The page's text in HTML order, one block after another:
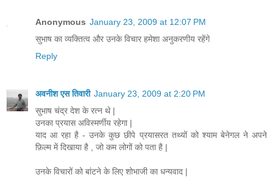
Anonymous January 23, 2009 at 12:07 PM
सुभाष का व्यक्तित्व और उनके विचार हमेशा अनुकरणीय रहेंगे
Reply
अवनीश एस तिवारी January 23, 2009 at 2:20 PM
सुभाष चंद्र देश के रत्न थे |
उनका प्रयास अविस्मर्णीय रहेगा |
याद आ रहा है - उनके कुछ छीपे प्रयासरत तथ्यों को श्याम बेनेगल ने अपने
फ़िल्म में दिखाया है , जो कम लोगों को पता है |
उनके विचारों को बांटने के लिए शोभाजी का धन्यवाद |